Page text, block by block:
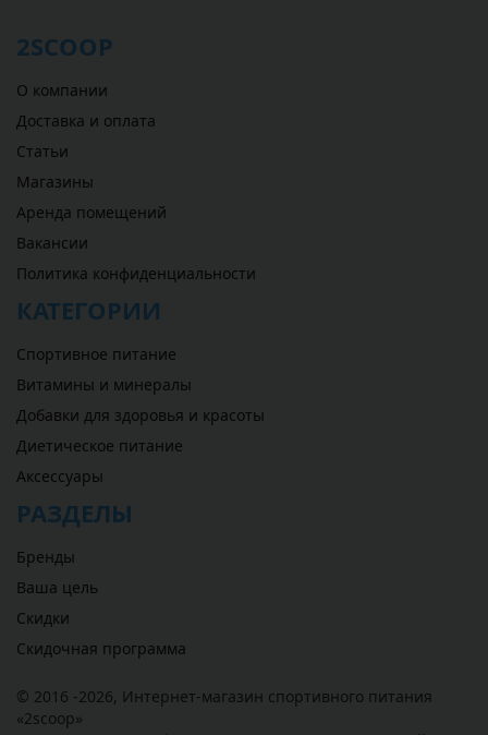
2SCOOP
О компании
Доставка и оплата
Статьи
Магазины
Аренда помещений
Вакансии
Политика конфиденциальности
КАТЕГОРИИ
Спортивное питание
Витамины и минералы
Добавки для здоровья и красоты
Диетическое питание
Аксессуары
РАЗДЕЛЫ
Бренды
Ваша цель
Скидки
Скидочная программа
© 2016 -2026, Интернет-магазин спортивного питания
«2scoop»